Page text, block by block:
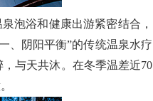
泡浴和健康出游紧密结合，
、阴阳平衡”的传统温泉水疗
与天共沐。在冬季温差近70